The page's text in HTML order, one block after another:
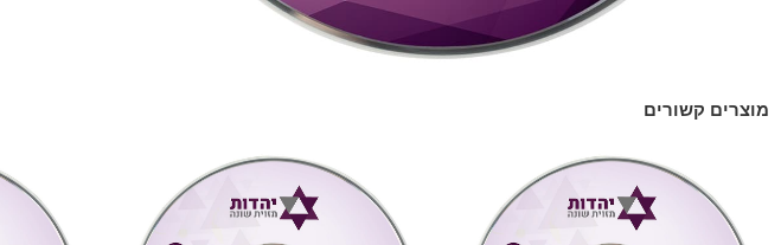
מוצרים קשורים